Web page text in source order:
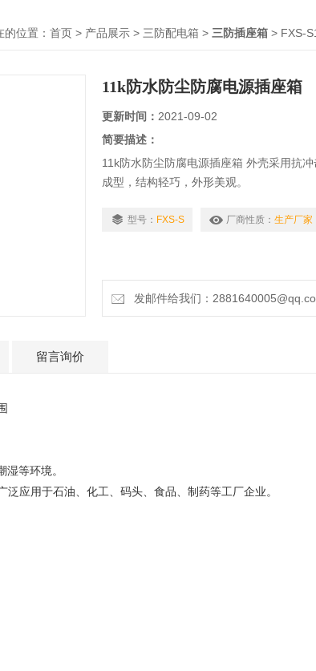
的位置： 首页 > 产品展示 > 三防配电箱 > 三防插座箱 > FXS-
11k防水防尘防腐电源插座箱
更新时间： 2021-09-02
简要描述：
11k防水防尘防腐电源插座箱 外壳采用抗
成型，结构轻巧，外形美观。
产品抗强酸、强碱、盐腐蚀，防水、防尘
用。
型号： FXS-S 厂商性质： 生产厂家
发邮件给我们：
留言询价
等环境。
应用于石油、化工、码头、食品、制药等工厂企业。